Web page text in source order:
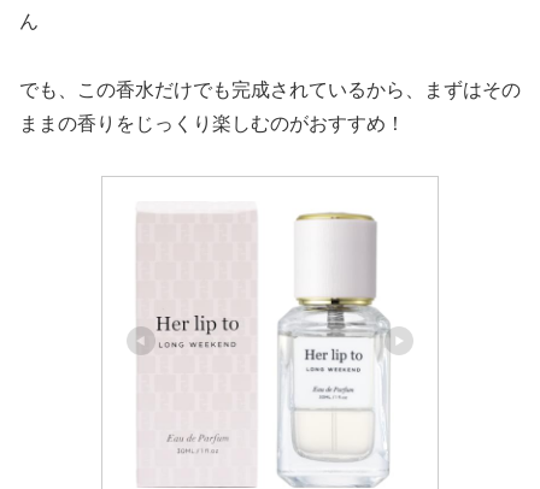
ん
でも、この香水だけでも完成されているから、まずはその
ままの香りをじっくり楽しむのがおすすめ！